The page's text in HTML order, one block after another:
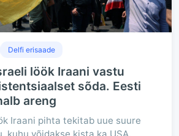
Delfi erisaade
löök Iraani vastu
sõda. Eesti
areng
Iraani pihta tekitab uue suure